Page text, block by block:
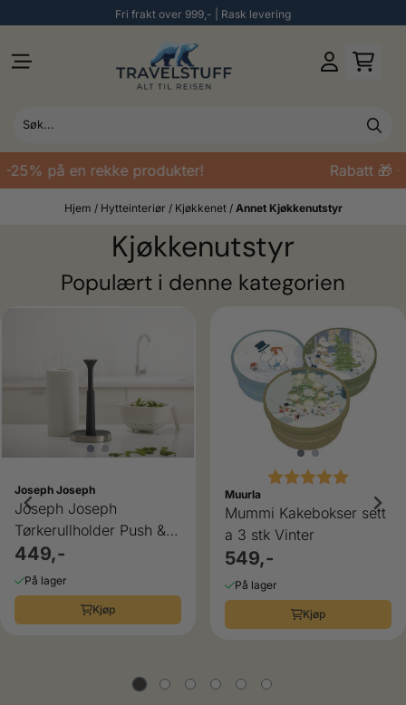
Fri frakt over 999,- | Rask levering
på en rekke produkter! Rabatt 🎁 -
Hjem / Hytteinteriør / Kjøkkenet / Annet Kjøkkenutstyr
Kjøkkenutstyr
Populært i denne kategorien
Joseph Joseph
Joseph Joseph
Tørkerullholder Push &
Tear
449,-
På lager
Kjøp
Karakter:
Muurla
Mummi Kakebokser sett
a 3 stk Vinter
549,-
På lager
Kjøp